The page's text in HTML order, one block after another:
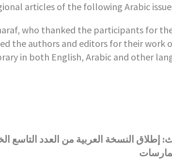
articles of the following Arabic
who thanked the participants for
the authors and editors for their work
in both English, Arabic and other
النسخة العربية من العدد التاسع